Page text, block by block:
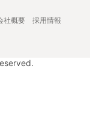
社概要
採用情報